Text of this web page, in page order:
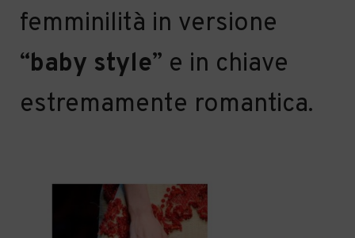
femminilità in versione
“baby style” e in chiave
estremamente romantica.